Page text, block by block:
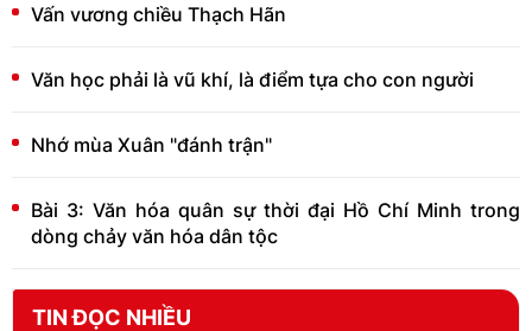
Vấn vương chiều Thạch Hãn
Văn học phải là vũ khí, là điểm tựa cho con người
Nhớ mùa Xuân "đánh trận"
Bài 3: Văn hóa quân sự thời đại Hồ Chí Minh trong
dòng chảy văn hóa dân tộc
TIN ĐỌC NHIỀU